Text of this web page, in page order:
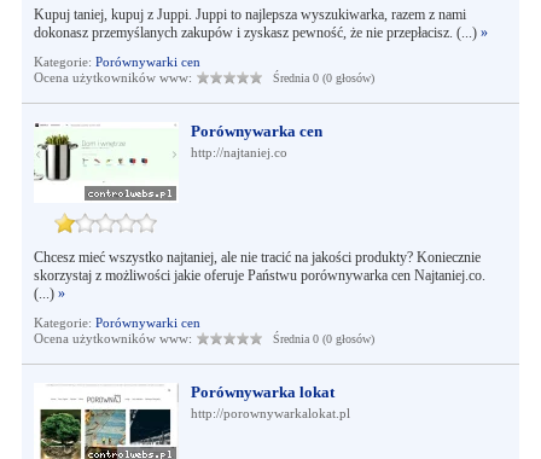
Kupuj taniej, kupuj z Juppi. Juppi to najlepsza wyszukiwarka, razem z nami
dokonasz przemyślanych zakupów i zyskasz pewność, że nie przepłacisz. (...) »
Kategorie: Porównywarki cen
Ocena użytkowników www:
Średnia 0 (0 głosów)
Porównywarka cen
http://najtaniej.co
Chcesz mieć wszystko najtaniej, ale nie tracić na jakości produkty? Koniecznie
skorzystaj z możliwości jakie oferuje Państwu porównywarka cen Najtaniej.co.
(...) »
Kategorie: Porównywarki cen
Ocena użytkowników www:
Średnia 0 (0 głosów)
Porównywarka lokat
http://porownywarkalokat.pl